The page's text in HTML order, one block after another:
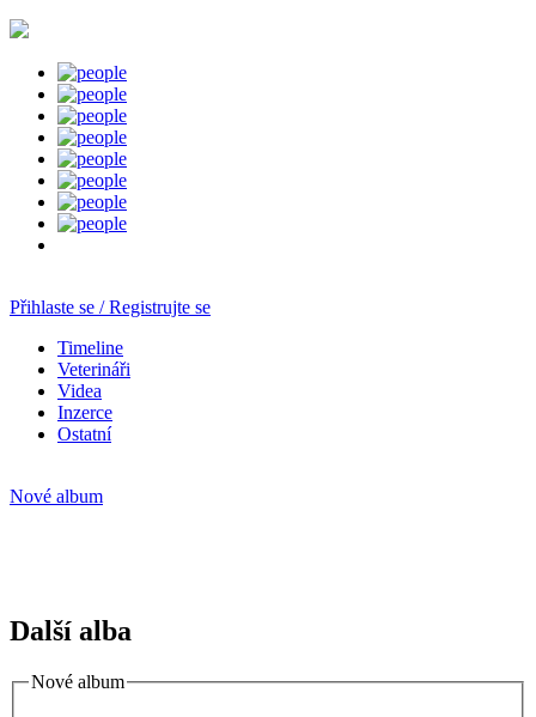
Přihlaste se / Registrujte se
Timeline
Veterináři
Videa
Inzerce
Ostatní
Nové album
Další alba
Nové album